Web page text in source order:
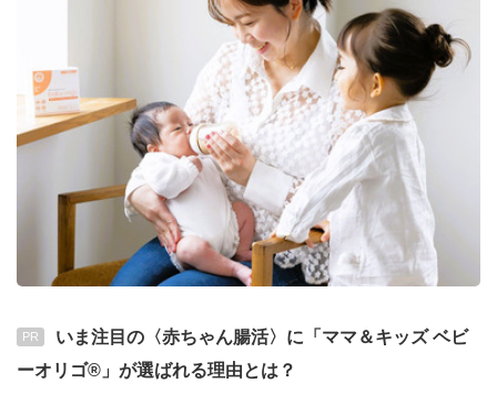
PR
いま注目の〈赤ちゃん腸活〉に「ママ＆キッズ ベビ
ーオリゴ®」が選ばれる理由とは？